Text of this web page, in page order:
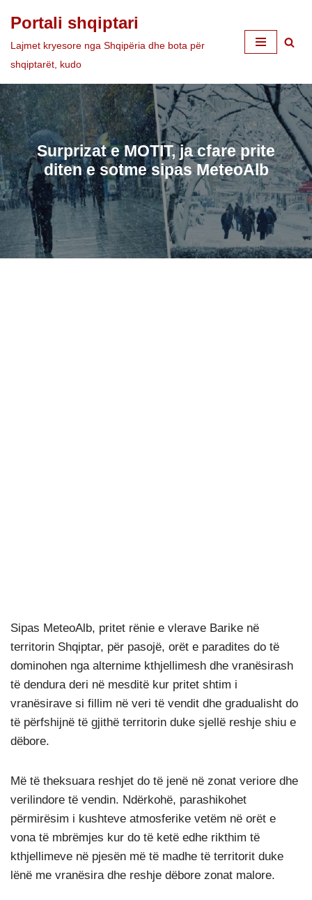
Skip
to
Portali shqiptari
Lajmet kryesore nga Shqipëria dhe bota për
shqiptarët, kudo
Surprizat e MOTIT, ja cfare prite
diten e sotme sipas MeteoAlb
Sipas MeteoAlb, pritet rënie e vlerave Barike në
territorin Shqiptar, për pasojë, orët e paradites do të
dominohen nga alternime kthjellimesh dhe vranësirash
të dendura deri në mesditë kur pritet shtim i
vranësirave si fillim në veri të vendit dhe gradualisht do
të përfshijnë të gjithë territorin duke sjellë reshje shiu e
dëbore.
Më të theksuara reshjet do të jenë në zonat veriore dhe
verilindore të vendin. Ndërkohë, parashikohet
përmirësim i kushteve atmosferike vetëm në orët e
vona të mbrëmjes kur do të ketë edhe rikthim të
kthjellimeve në pjesën më të madhe të territorit duke
lënë me vranësira dhe reshje dëbore zonat malore.